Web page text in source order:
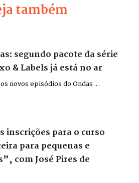
também
segundo pacote da série
& Labels já está no ar
novos episódios do Ondas
entre os dias 26 e 29 de maio,
inscrições para o curso
para pequenas e
com José Pires de